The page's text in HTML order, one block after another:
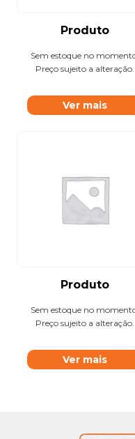
Produto
Sem estoque no
Preço sujeito a alteração.
Ver mais
Produto
Sem estoque no
Preço sujeito a alteração.
Ver mais